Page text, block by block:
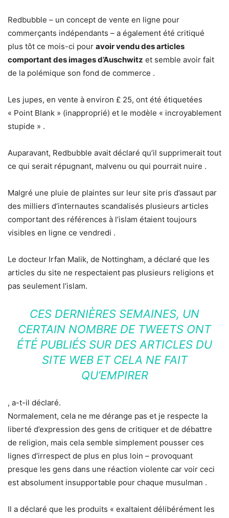
Redbubble – un concept de vente en ligne pour
commerçants indépendants – a également été critiqué
plus tôt ce mois-ci pour avoir vendu des articles
comportant des images d’Auschwitz et semble avoir fait
de la polémique son fond de commerce .
Les jupes, en vente à environ £ 25, ont été étiquetées
« Point Blank » (inapproprié) et le modèle « incroyablement
stupide » .
Auparavant, Redbubble avait déclaré qu’il supprimerait tout
ce qui serait répugnant, malvenu ou qui pourrait nuire .
Malgré une pluie de plaintes sur leur site pris d’assaut par
des milliers d’internautes scandalisés plusieurs articles
comportant des références à l’islam étaient toujours
visibles en ligne ce vendredi .
Le docteur Irfan Malik, de Nottingham, a déclaré que les
articles du site ne respectaient pas plusieurs religions et
pas seulement l’islam.
CES DERNIÈRES SEMAINES, UN
CERTAIN NOMBRE DE TWEETS ONT
ÉTÉ PUBLIÉS SUR DES ARTICLES DU
SITE WEB ET CELA NE FAIT
QU’EMPIRER
, a-t-il déclaré.
Normalement, cela ne me dérange pas et je respecte la
liberté d’expression des gens de critiquer et de débattre
de religion, mais cela semble simplement pousser ces
lignes d’irrespect de plus en plus loin – provoquant
presque les gens dans une réaction violente car voir ceci
est absolument insupportable pour chaque musulman .
Il a déclaré que les produits « exaltaient délibérément les